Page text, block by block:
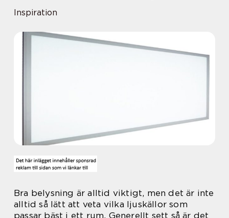
Inspiration
Bra belysning är alltid viktigt, men det är inte
alltid så lätt att veta vilka ljuskällor som
passar bäst i ett rum. Generellt sett så är det